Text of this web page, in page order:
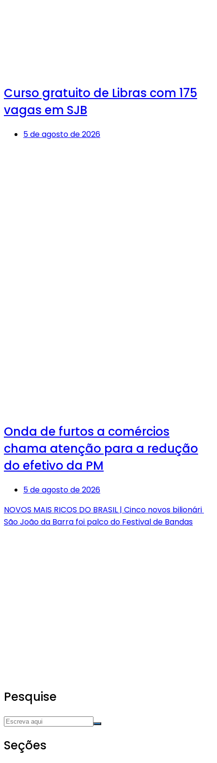
Curso gratuito de Libras com 175
vagas em SJB
5 de agosto de 2026
Onda de furtos a comércios
chama atenção para a redução
do efetivo da PM
5 de agosto de 2026
NOVOS MAIS RICOS DO BRASIL | Cinco novos bilionári
São João da Barra foi palco do Festival de Bandas
Pesquise
Seções